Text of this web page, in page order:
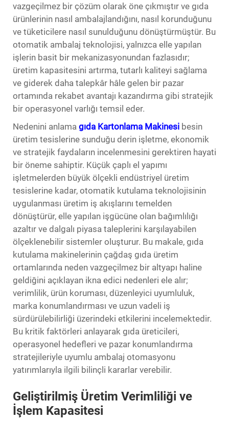
vazgeçilmez bir çözüm olarak öne çıkmıştır ve gıda
ürünlerinin nasıl ambalajlandığını, nasıl korunduğunu
ve tüketicilere nasıl sunulduğunu dönüştürmüştür. Bu
otomatik ambalaj teknolojisi, yalnızca elle yapılan
işlerin basit bir mekanizasyonundan fazlasıdır;
üretim kapasitesini artırma, tutarlı kaliteyi sağlama
ve giderek daha talepkâr hâle gelen bir pazar
ortamında rekabet avantajı kazandırma gibi stratejik
bir operasyonel varlığı temsil eder.
Nedenini anlama gıda Kartonlama Makinesi besin
üretim tesislerine sunduğu derin işletme, ekonomik
ve stratejik faydaların incelenmesini gerektiren hayati
bir öneme sahiptir. Küçük çaplı el yapımı
işletmelerden büyük ölçekli endüstriyel üretim
tesislerine kadar, otomatik kutulama teknolojisinin
uygulanması üretim iş akışlarını temelden
dönüştürür, elle yapılan işgücüne olan bağımlılığı
azaltır ve dalgalı piyasa taleplerini karşılayabilen
ölçeklenebilir sistemler oluşturur. Bu makale, gıda
kutulama makinelerinin çağdaş gıda üretim
ortamlarında neden vazgeçilmez bir altyapı haline
geldiğini açıklayan ikna edici nedenleri ele alır;
verimlilik, ürün koruması, düzenleyici uyumluluk,
marka konumlandırması ve uzun vadeli iş
sürdürülebilirliği üzerindeki etkilerini incelemektedir.
Bu kritik faktörleri anlayarak gıda üreticileri,
operasyonel hedefleri ve pazar konumlandırma
stratejileriyle uyumlu ambalaj otomasyonu
yatırımlarıyla ilgili bilinçli kararlar verebilir.
Geliştirilmiş Üretim Verimliliği ve
İşlem Kapasitesi